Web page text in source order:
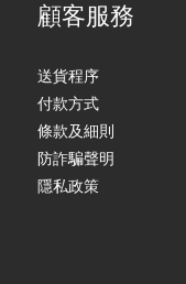
顧客服務
送貨程序
付款方式
條款及細則
防詐騙聲明
隱私政策